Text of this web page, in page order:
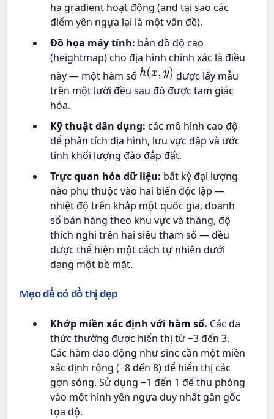
hạ gradient hoạt động (and tại sao các
điểm yên ngựa lại là một vấn đề).
Đồ họa máy tính: bản đồ độ cao
(heightmap) cho địa hình chính xác là điều
này — một hàm số h(x,y)
được lấy mẫu
trên một lưới đều sau đó được tam giác
hóa.
Kỹ thuật dân dụng: các mô hình cao độ
để phân tích địa hình, lưu vực đập và ước
tính khối lượng đào đắp đất.
Trực quan hóa dữ liệu: bất kỳ đại lượng
nào phụ thuộc vào hai biến độc lập —
nhiệt độ trên khắp một quốc gia, doanh
số bán hàng theo khu vực và tháng, độ
thích nghi trên hai siêu tham số — đều
được thể hiện một cách tự nhiên dưới
dạng một bề mặt.
Mẹo để có đồ thị đẹp
Khớp miền xác định với hàm số. Các đa
thức thường được hiển thị từ −3 đến 3.
Các hàm dao động như sinc cần một miền
xác định rộng (−8 đến 8) để hiển thị các
gợn sóng. Sử dụng −1 đến 1 để thu phóng
vào một hình yên ngựa duy nhất gần gốc
tọa độ.